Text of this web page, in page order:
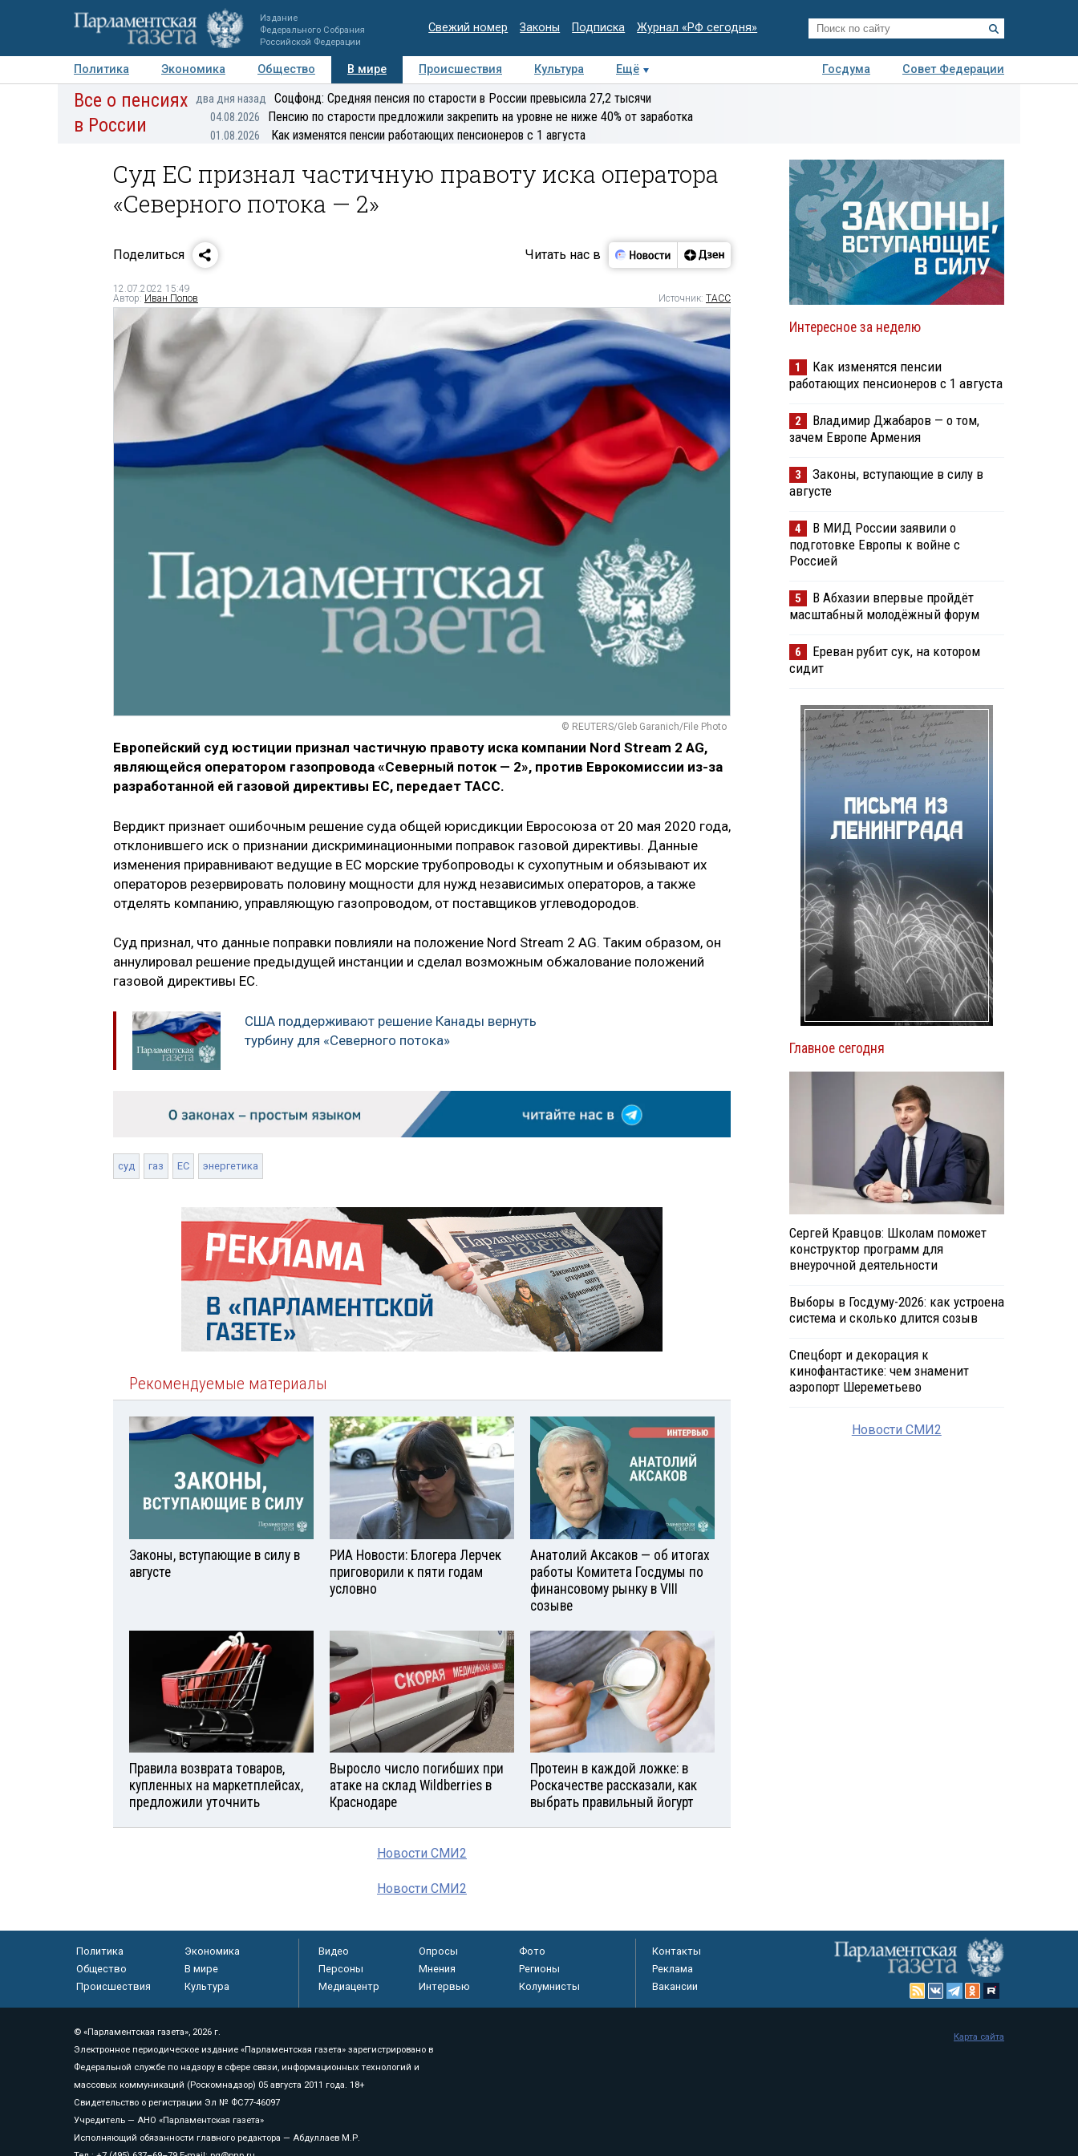
Издание
Федерального Собрания
Российской Федерации
Свежий номер Законы Подписка Журнал «РФ сегодня»
Политика Экономика Общество В мире Происшествия Культура Ещё Госдума
Совет Федерации
Авторы Персоны Мнения Регионы Медиацентр Интервью Колумнисты
Все о пенсиях
в России
два дня назад Соцфонд: Средняя пенсия по старости в России превысила 27,2 тысячи
04.08.2026 Пенсию по старости предложили закрепить на уровне не ниже 40% от заработка
01.08.2026 Как изменятся пенсии работающих пенсионеров с 1 августа
Суд ЕС признал частичную правоту иска оператора
«Северного потока — 2»
Поделиться Читать нас в
12.07.2022 15:49
Автор: Иван Попов Источник: ТАСС
© REUTERS/Gleb Garanich/File Photo
Европейский суд юстиции признал частичную правоту иска компании Nord Stream 2 AG,
являющейся оператором газопровода «Северный поток — 2», против Еврокомиссии из-за
разработанной ей газовой директивы ЕС, передает ТАСС.
Вердикт признает ошибочным решение суда общей юрисдикции Евросоюза от 20 мая 2020 года,
отклонившего иск о признании дискриминационными поправок газовой директивы. Данные
изменения приравнивают ведущие в ЕС морские трубопроводы к сухопутным и обязывают их
операторов резервировать половину мощности для нужд независимых операторов, а также
отделять компанию, управляющую газопроводом, от поставщиков углеводородов.
Суд признал, что данные поправки повлияли на положение Nord Stream 2 AG. Таким образом, он
аннулировал решение предыдущей инстанции и сделал возможным обжалование положений
газовой директивы ЕС.
США поддерживают решение Канады вернуть
турбину для «Северного потока»
суд газ ЕС энергетика
Рекомендуемые материалы
Законы, вступающие в силу в
августе
РИА Новости: Блогера Лерчек
приговорили к пяти годам
условно
Анатолий Аксаков — об итогах
работы Комитета Госдумы по
финансовому рынку в VIII
созыве
Правила возврата товаров,
купленных на маркетплейсах,
предложили уточнить
Выросло число погибших при
атаке на склад Wildberries в
Краснодаре
Протеин в каждой ложке: в
Роскачестве рассказали, как
выбрать правильный йогурт
Новости СМИ2
Новости СМИ2
Интересное за неделю
1
Как изменятся пенсии
работающих пенсионеров с 1 августа
2
Владимир Джабаров — о том,
зачем Европе Армения
3
Законы, вступающие в силу в
августе
4
В МИД России заявили о
подготовке Европы к войне с
Россией
5
В Абхазии впервые пройдёт
масштабный молодёжный форум
6
Ереван рубит сук, на котором
сидит
Главное сегодня
Сергей Кравцов: Школам поможет
конструктор программ для
внеурочной деятельности
Выборы в Госдуму-2026: как устроена
система и сколько длится созыв
Спецборт и декорация к
кинофантастике: чем знаменит
аэропорт Шереметьево
Новости СМИ2
Политика
Экономика
Общество
В мире
Происшествия
Культура
Видео Опросы
Фото
Персоны
Мнения
Регионы
Медиацентр
Интервью Колумнисты
Контакты
Реклама
Вакансии
© «Парламентская газета», 2026 г.
Электронное периодическое издание «Парламентская газета» зарегистрировано в
Федеральной службе по надзору в сфере связи, информационных технологий и
массовых коммуникаций (Роскомнадзор) 05 августа 2011 года. 18+
Свидетельство о регистрации Эл № ФС77-46097
Учредитель — АНО «Парламентская газета»
Исполняющий обязанности главного редактора — Абдуллаев М.Р.
Карта сайта